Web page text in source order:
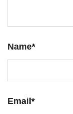
Name*
Email*